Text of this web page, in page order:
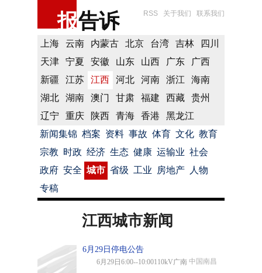
报告诉 RSS 关于我们 联系我们
上海 云南 内蒙古 北京 台湾 吉林
四川
天津
宁夏 安徽 山东 山西 广东
广西
新疆
江苏 江西 河北 河南 浙江
海南
湖北
湖南 澳门 甘肃 福建 西藏
贵州
辽宁
重庆 陕西 青海 香港
黑龙江
新闻集锦 档案 资料 事故 体育 文化 教育
宗教 时政 经济 生态 健康 运输业 社会
政府 安全 城市 省级 工业 房地产
人物
专稿
江西城市新闻
6月29日停电公告
6月29日6:00--10:00110kV广南 中国南昌